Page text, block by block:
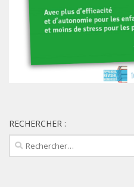
RECHERCHER :
Rechercher :